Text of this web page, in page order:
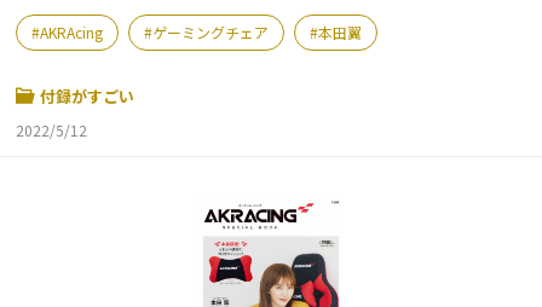
AKRAcing ゲーミングチェア 本田翼
付録がすごい
2022/5/12